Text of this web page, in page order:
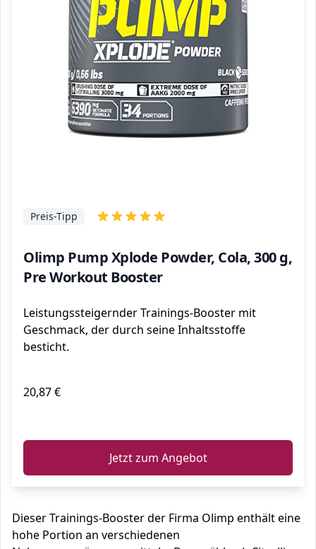
Olimp Pump Xplode Powder, Cola, 300 g,
Pre Workout Booster
Preis-Tipp
Leistungssteigernder Trainings-Booster mit
Geschmack, der durch seine Inhaltsstoffe
besticht.
20,87 €
Jetzt zum Angebot
Dieser Trainings-Booster der Firma Olimp enthält eine
hohe Portion an verschiedenen